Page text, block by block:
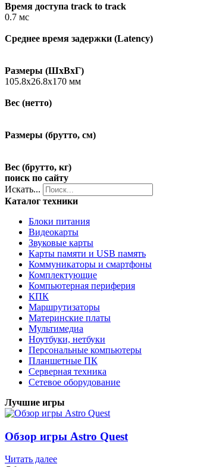
Время доступа track to track
0.7 мс
Среднее время задержки (Latency)
Размеры (ШxВxГ)
105.8x26.8x170 мм
Вес (нетто)
Размеры (брутто, см)
Вес (брутто, кг)
поиск по сайту
Искать...
Каталог техники
Блоки питания
Видеокарты
Звуковые карты
Карты памяти и USB память
Коммуникаторы и смартфоны
Комплектующие
Компьютерная периферия
КПК
Маршрутизаторы
Материнские платы
Мультимедиа
Ноутбуки, нетбуки
Персональные компьютеры
Планшетные ПК
Серверная техника
Сетевое оборудование
Лучшие игры
Обзор игры Astro Quest
Читать далее